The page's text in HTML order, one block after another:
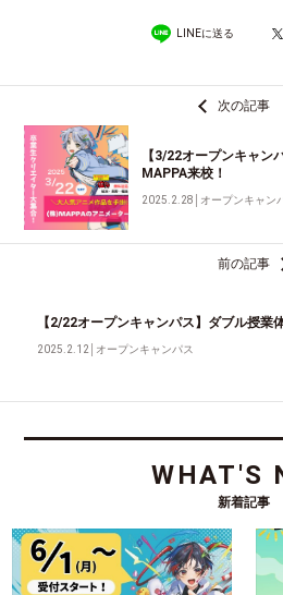
LINEに送る
次の記事
【3/22オープンキャン
MAPPA来校！
2025.2.28 オープンキャン
前の記事
【2/22オープンキャンパス】ダブル授業
2025.2.12 オープンキャンパス
WHAT'S
新着記事